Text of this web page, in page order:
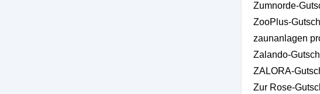
Zumnorde-
ZooPlus-
zaunanlagen
Zalando-
ZALORA-
Zur Rose-